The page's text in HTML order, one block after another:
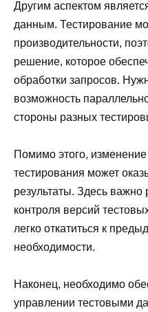
Другим аспектом
данным. Тестирование
производительности,
решение, которое
обработки запросов.
возможность
стороны разных
Помимо этого,
тестирования может
результаты. Здесь важно
контроля версий
легко откатиться к
необходимости.
Наконец, необходимо
управлении тестовыми